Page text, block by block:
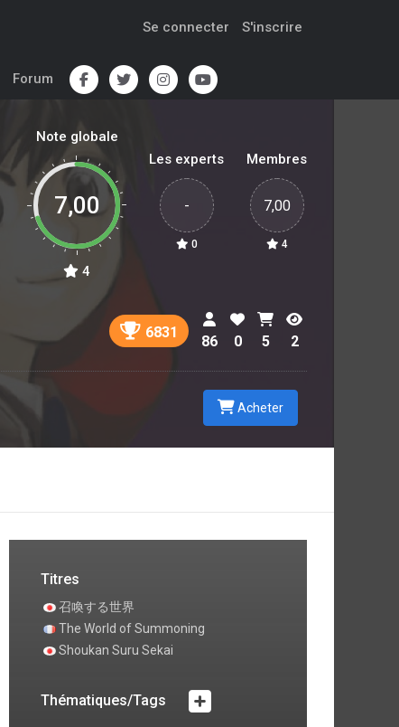
Se connecter S'inscrire
Forum
Note globale
7,00
4
Les experts
-
0
Membres
7,00
4
6831
86 0 5 2
Acheter
Titres
召喚する世界
The World of Summoning
Shoukan Suru Sekai
Thématiques/Tags